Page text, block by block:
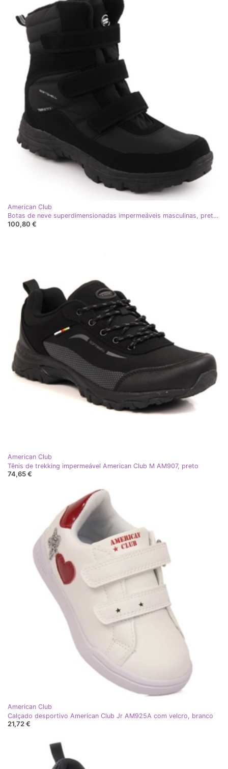
American Club
Botas de neve superdimensionadas impermeáveis ​​masculinas, pretas American Club SN45 preto
100,80 €
American Club
Tênis de trekking impermeável American Club M AM907, preto
74,65 €
American Club
Calçado desportivo American Club Jr AM925A com velcro, branco
21,72 €